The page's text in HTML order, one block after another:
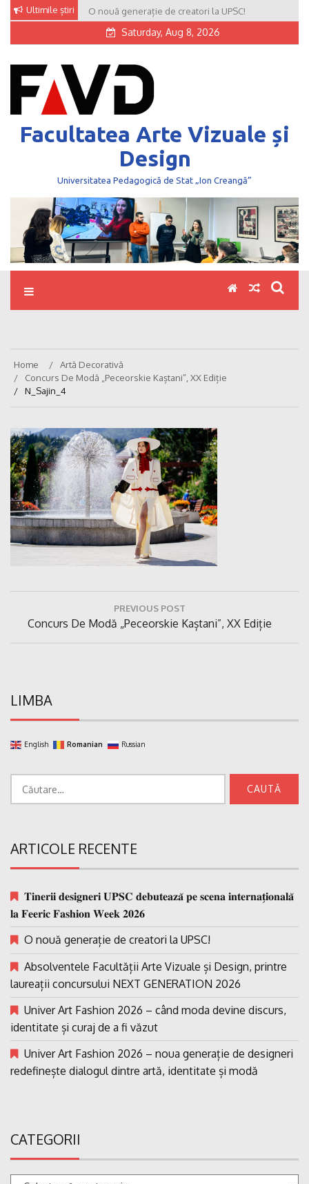
Skip
content
Ultimile știri O nouă generație de creatori la UPSC!
Saturday, Aug 8, 2026
Facultatea Arte Vizuale și
Design
Universitatea Pedagogică de Stat „Ion Creangă”
Home
Artă Decorativă
Concurs De Modă „Peceorskie Kaștani”, XX Ediție
N_Sajin_4
articole
PREVIOUS POST
Previous
Post:
Concurs De Modă „Peceorskie Kaștani”, XX Ediție
LIMBA
English Romanian Russian
ARTICOLE RECENTE
𝐓𝐢𝐧𝐞𝐫𝐢𝐢 𝐝𝐞𝐬𝐢𝐠𝐧𝐞𝐫𝐢 𝐔𝐏𝐒𝐂 𝐝𝐞𝐛𝐮𝐭𝐞𝐚𝐳𝐚̆ 𝐩𝐞 𝐬𝐜𝐞𝐧𝐚 𝐢𝐧𝐭𝐞𝐫𝐧𝐚𝐭̗𝐢𝐨𝐧𝐚𝐥𝐚̆
𝐥𝐚 𝐅𝐞𝐞𝐫𝐢𝐜 𝐅𝐚𝐬𝐡𝐢𝐨𝐧 𝐖𝐞𝐞𝐤 𝟐𝟎𝟐𝟔
O nouă generație de creatori la UPSC!
Absolventele Facultății Arte Vizuale și Design, printre
laureații concursului NEXT GENERATION 2026
Univer Art Fashion 2026 – când moda devine discurs,
identitate și curaj de a fi văzut
Univer Art Fashion 2026 – noua generație de designeri
redefinește dialogul dintre artă, identitate și modă
CATEGORII